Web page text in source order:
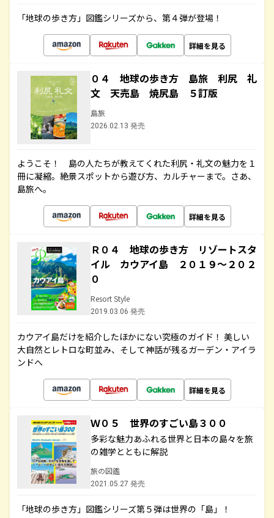
「地球の歩き方」図鑑シリーズから、第４弾が登場！
詳細を見る
０４ 地球の歩き方 島旅 利尻 礼
文 天売島 焼尻島 ５訂版
島旅
2026.02.13 発売
ようこそ！ 島の人たちが教えてくれた利尻・礼文の魅力を１
冊に凝縮。絶景スポットから遊び方、カルチャーまで。さあ、
島旅へ。
詳細を見る
Ｒ０４ 地球の歩き方 リゾートスタ
イル カウアイ島 ２０１９～２０２
０
Resort Style
2019.03.06 発売
カウアイ島だけを紹介したほかにない究極のガイド！ 美しい
大自然とレトロな町並み、そして神話が残るガーデン・アイラ
ンドへ
詳細を見る
Ｗ０５ 世界のすごい島３００
多彩な魅力あふれる世界と日本の島々を旅
の雑学とともに解説
旅の図鑑
2021.05.27 発売
「地球の歩き方」図鑑シリーズ第５弾は世界の「島」！